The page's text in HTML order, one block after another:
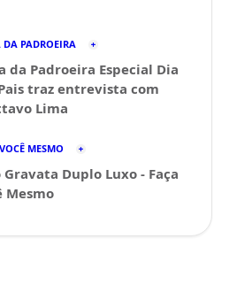
DA PADROEIRA
da Padroeira Especial Dia
traz entrevista com
Lima
MESMO
Gravata Duplo Luxo - Faça
Mesmo